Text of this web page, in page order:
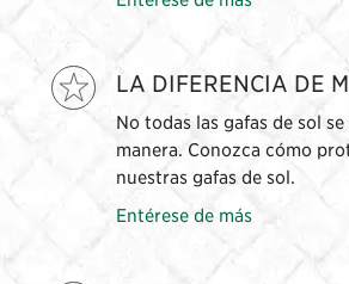
LA DIFERENCIA DE
No todas las gafas de sol
manera. Conozca cómo
nuestras gafas de sol.
Entérese de más